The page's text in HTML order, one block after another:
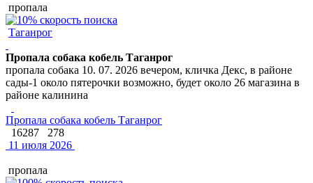
пропала
Таганрог
Пропала собака кобель Таганрог
пропала собака 10. 07. 2026 вечером, кличка Декс, в районе
сады-1 около пятерочки возможно, будет около 26 магазина в
районе калинина
Пропала собака кобель Таганрог
16287
278
11 июля 2026
пропала